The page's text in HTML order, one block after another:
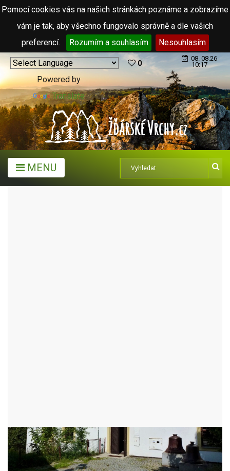
Pomocí cookies vás na našich stránkách poznáme a zobrazíme
vám je tak, aby všechno fungovalo správně a dle vašich
preferencí.
Rozumím a souhlasím Nesouhlasím
Powered by
Translate
0
08. 08.26
10:17
MENU